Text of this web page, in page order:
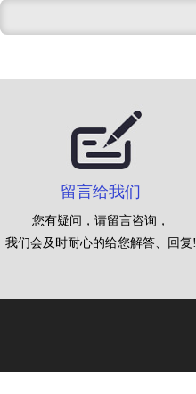
留言给我们
您有疑问，请留言咨询，
我们会及时耐心的给您解答、回复!